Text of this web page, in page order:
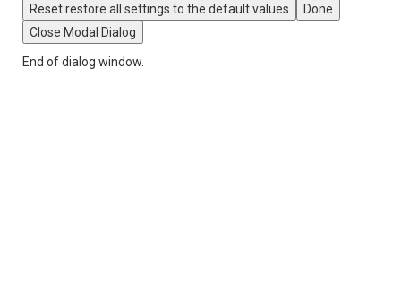
Resetrestore all settings to the default values
Done
Close Modal Dialog
End of dialog window.